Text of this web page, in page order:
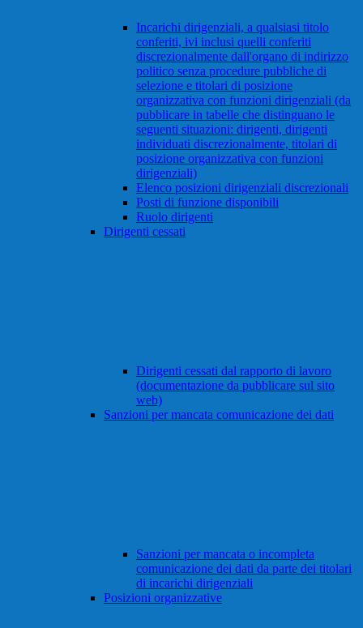
Incarichi dirigenziali, a qualsiasi titolo
conferiti, ivi inclusi quelli conferiti
discrezionalmente dall'organo di indirizzo
politico senza procedure pubbliche di
selezione e titolari di posizione
organizzativa con funzioni dirigenziali (da
pubblicare in tabelle che distinguano le
seguenti situazioni: dirigenti, dirigenti
individuati discrezionalmente, titolari di
posizione organizzativa con funzioni
dirigenziali)
Elenco posizioni dirigenziali discrezionali
Posti di funzione disponibili
Ruolo dirigenti
Dirigenti cessati
Dirigenti cessati dal rapporto di lavoro
(documentazione da pubblicare sul sito
web)
Sanzioni per mancata comunicazione dei dati
Sanzioni per mancata o incompleta
comunicazione dei dati da parte dei titolari
di incarichi dirigenziali
Posizioni organizzative